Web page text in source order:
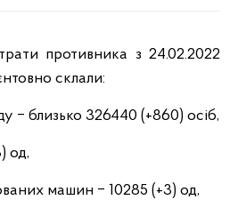
склали:
‒ близько 326440 (+860) осіб,
од,
машин ‒ 10285 (+3) од,